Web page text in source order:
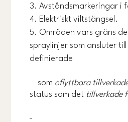
Avståndsmarkeringar i
Elektriskt viltstängsel.
Områden vars gräns
spraylinjer som ansluter
definierade
som oflyttbara
status som det tillverkade